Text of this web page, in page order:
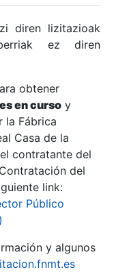
diren lizitazioak
ez diren
obtener
en curso y
la Fábrica
Casa de la
contratante del
del
link:
Público
y algunos